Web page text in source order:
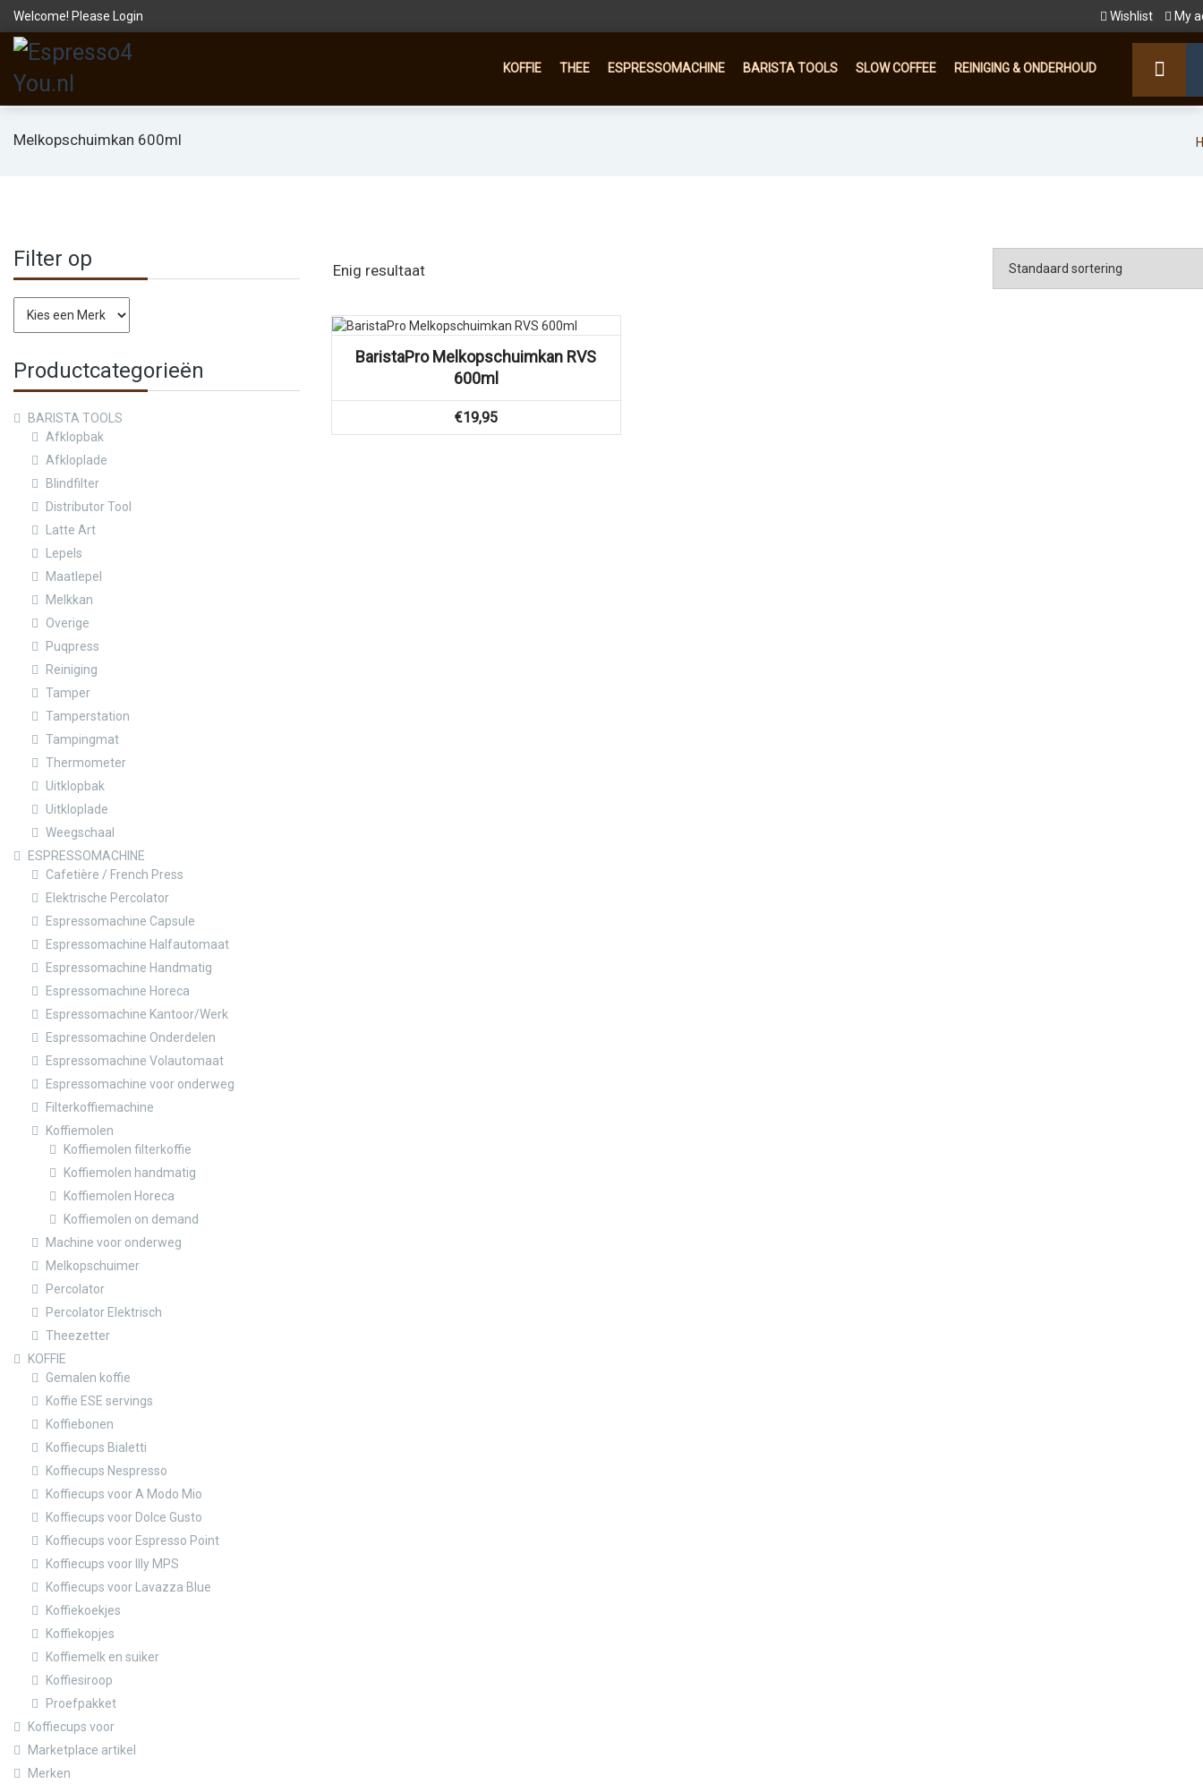
Welcome! Please Login Wishlist My
KOFFIE THEE ESPRESSOMACHINE BARISTA TOOLS SLOW COFFEE REINIGING & ONDERHOUD
Melkopschuimkan 600ml
Filter op
Productcategorieën
BARISTA TOOLS
Afklopbak
Afkloplade
Blindfilter
Distributor Tool
Latte Art
Lepels
Maatlepel
Melkkan
Overige
Puqpress
Reiniging
Tamper
Tamperstation
Tampingmat
Thermometer
Uitklopbak
Uitkloplade
Weegschaal
ESPRESSOMACHINE
Cafetière / French Press
Elektrische Percolator
Espressomachine Capsule
Espressomachine Halfautomaat
Espressomachine Handmatig
Espressomachine Horeca
Espressomachine Kantoor/Werk
Espressomachine Onderdelen
Espressomachine Volautomaat
Espressomachine voor onderweg
Filterkoffiemachine
Koffiemolen
Koffiemolen filterkoffie
Koffiemolen handmatig
Koffiemolen Horeca
Koffiemolen on demand
Machine voor onderweg
Melkopschuimer
Percolator
Percolator Elektrisch
Theezetter
KOFFIE
Gemalen koffie
Koffie ESE servings
Koffiebonen
Koffiecups Bialetti
Koffiecups Nespresso
Koffiecups voor A Modo Mio
Koffiecups voor Dolce Gusto
Koffiecups voor Espresso Point
Koffiecups voor Illy MPS
Koffiecups voor Lavazza Blue
Koffiekoekjes
Koffiekopjes
Koffiemelk en suiker
Koffiesiroop
Proefpakket
Koffiecups voor
Marketplace artikel
Merken
Enig resultaat
Vergelijk
BaristaPro Melkopschuimkan RVS
600ml
€19,95